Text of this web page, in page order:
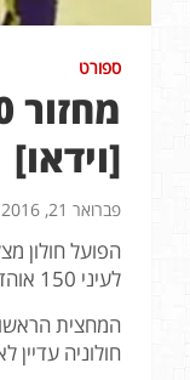
ספורט
[וידאו]
פברואר 21, 2016
הפועל חולון
לעיני 150 אוהדים אשר צבעו את אילת בסגול השיגה הקבוצה את הניצחון החשוב הזה.
חולוניה עדיין לא